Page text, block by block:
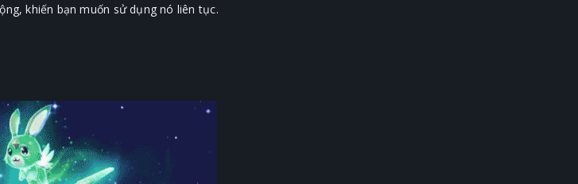
khiến bạn muốn sử dụng nó liên tục.